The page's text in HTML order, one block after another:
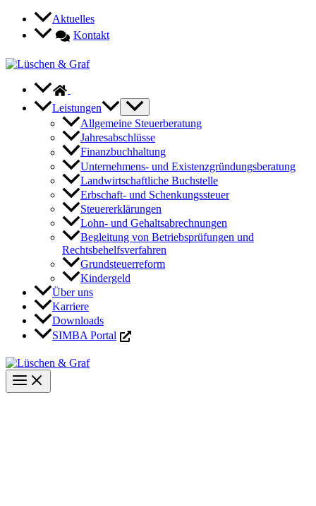
Zum
springen
Aktuelles
Kontakt
Leistungen
Allgemeine Steuerberatung
Jahresabschlüsse
Finanzbuchhaltung
Unternehmens- und Existenzgründungsberatung
Landwirtschaftliche Buchstelle
Erbschaft- und Schenkungssteuer
Steuererklärungen
Lohn- und Gehaltsabrechnungen
Begleitung von Betriebsprüfungen und
Rechtsbehelfsverfahren
Grundsteuerreform
Kindergeld
Über uns
Karriere
Downloads
SIMBA Portal